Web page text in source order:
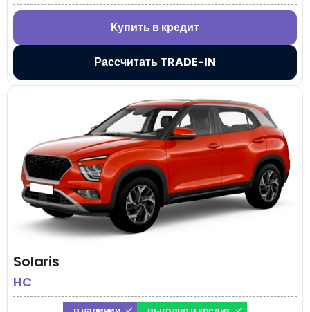
Купить в кредит
Рассчитать TRADE-IN
Solaris
HC